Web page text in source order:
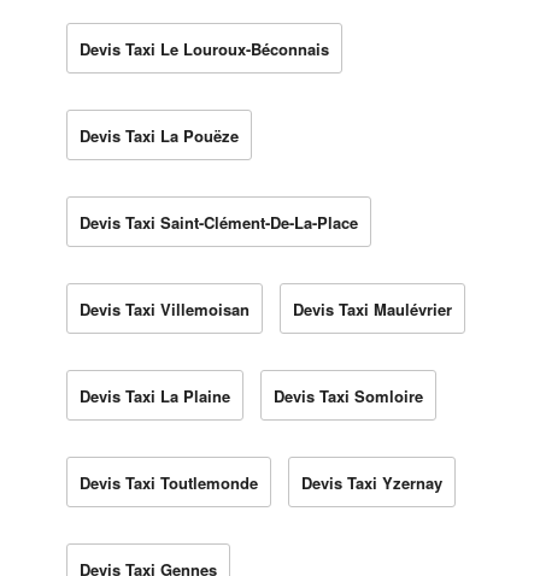
Devis Taxi Le Louroux-Béconnais
Devis Taxi La Pouëze
Devis Taxi Saint-Clément-De-La-Place
Devis Taxi Villemoisan Devis Taxi Maulévrier
Devis Taxi La Plaine Devis Taxi Somloire
Devis Taxi Toutlemonde Devis Taxi Yzernay
Devis Taxi Gennes